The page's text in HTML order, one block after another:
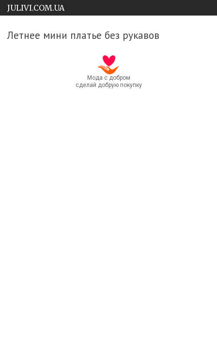
JULIVI.COM.UA
Летнее мини платье без рукавов
Мода с добром
сделай добрую покупку